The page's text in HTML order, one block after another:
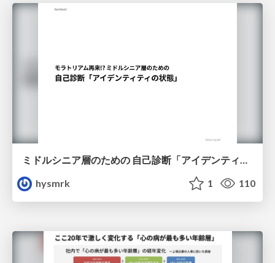
ミドルシニア層のための 自己診断「アイデンティティの状態」
hysmrk
1 110